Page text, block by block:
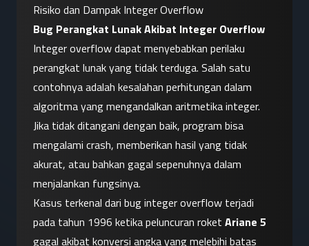
Risiko dan Dampak Integer Overflow
Bug Perangkat Lunak Akibat Integer Overflow
Integer overflow dapat menyebabkan perilaku
perangkat lunak yang tidak terduga. Salah satu
contohnya adalah kesalahan perhitungan dalam
algoritma yang mengandalkan aritmetika integer.
Jika tidak ditangani dengan baik, program bisa
mengalami crash, memberikan hasil yang tidak
akurat, atau bahkan gagal sepenuhnya dalam
menjalankan fungsinya.
Kasus terkenal dari bug integer overflow terjadi
pada tahun 1996 ketika peluncuran roket Ariane 5
gagal akibat konversi angka yang melebihi batas